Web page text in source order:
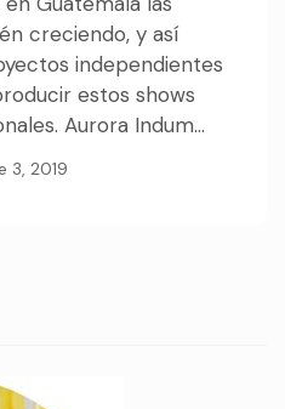
creciendo, y así
independientes
estos shows
Aurora Indum...
3, 2019